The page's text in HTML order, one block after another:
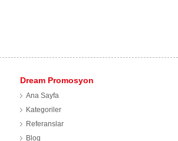
Dream Promosyon
Ana Sayfa
Kategoriler
Referanslar
Blog